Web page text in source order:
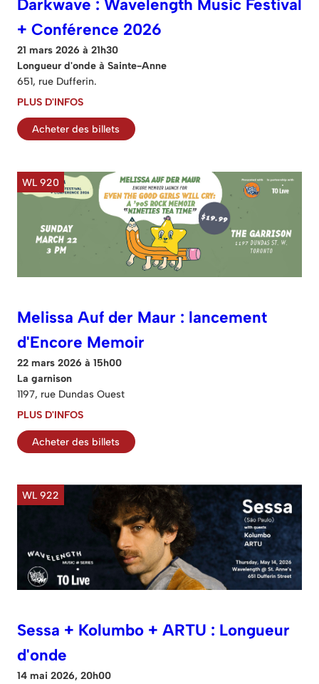
Darkwave : Wavelength Music Festival
+ Conférence 2026
21 mars 2026 à 21h30
Longueur d'onde à Sainte-Anne
651, rue Dufferin.
PLUS D'INFOS
Acheter des billets
WL 920
Melissa Auf der Maur : lancement
d'Encore Memoir
22 mars 2026 à 15h00
La garnison
1197, rue Dundas Ouest
PLUS D'INFOS
Acheter des billets
WL 922
Sessa + Kolumbo + ARTU : Longueur
d'onde
14 mai 2026, 20h00